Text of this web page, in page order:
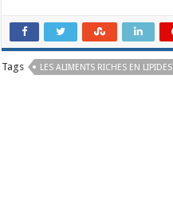
Tags LES ALIMENTS RICHES EN LIPIDES